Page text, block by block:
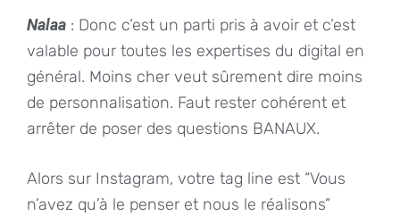
Nalaa : Donc c’est un parti pris à avoir et c’est
valable pour toutes les expertises du digital en
général. Moins cher veut sûrement dire moins
de personnalisation. Faut rester cohérent et
arrêter de poser des questions BANAUX.
Alors sur Instagram, votre tag line est “Vous
n’avez qu’à le penser et nous le réalisons”